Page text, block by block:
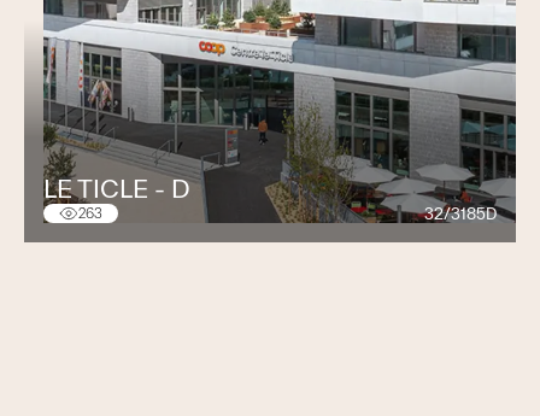
LE TICLE - D
263 32/3185D